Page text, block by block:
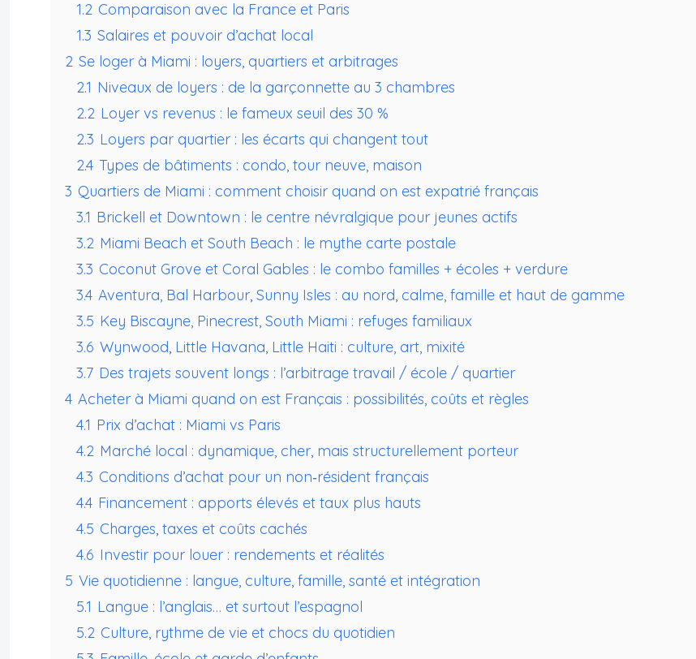
1.2 Comparaison avec la France et Paris
1.3 Salaires et pouvoir d’achat local
2 Se loger à Miami : loyers, quartiers et arbitrages
2.1 Niveaux de loyers : de la garçonnette au 3 chambres
2.2 Loyer vs revenus : le fameux seuil des 30 %
2.3 Loyers par quartier : les écarts qui changent tout
2.4 Types de bâtiments : condo, tour neuve, maison
3 Quartiers de Miami : comment choisir quand on est expatrié français
3.1 Brickell et Downtown : le centre névralgique pour jeunes actifs
3.2 Miami Beach et South Beach : le mythe carte postale
3.3 Coconut Grove et Coral Gables : le combo familles + écoles + verdure
3.4 Aventura, Bal Harbour, Sunny Isles : au nord, calme, famille et haut de gamme
3.5 Key Biscayne, Pinecrest, South Miami : refuges familiaux
3.6 Wynwood, Little Havana, Little Haiti : culture, art, mixité
3.7 Des trajets souvent longs : l’arbitrage travail / école / quartier
4 Acheter à Miami quand on est Français : possibilités, coûts et règles
4.1 Prix d’achat : Miami vs Paris
4.2 Marché local : dynamique, cher, mais structurellement porteur
4.3 Conditions d’achat pour un non‑résident français
4.4 Financement : apports élevés et taux plus hauts
4.5 Charges, taxes et coûts cachés
4.6 Investir pour louer : rendements et réalités
5 Vie quotidienne : langue, culture, famille, santé et intégration
5.1 Langue : l’anglais… et surtout l’espagnol
5.2 Culture, rythme de vie et chocs du quotidien